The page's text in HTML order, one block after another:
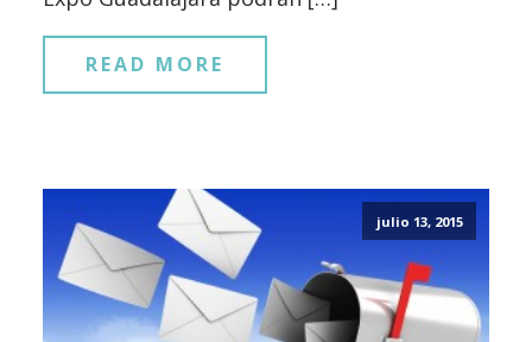
READ MORE
julio 13, 2015